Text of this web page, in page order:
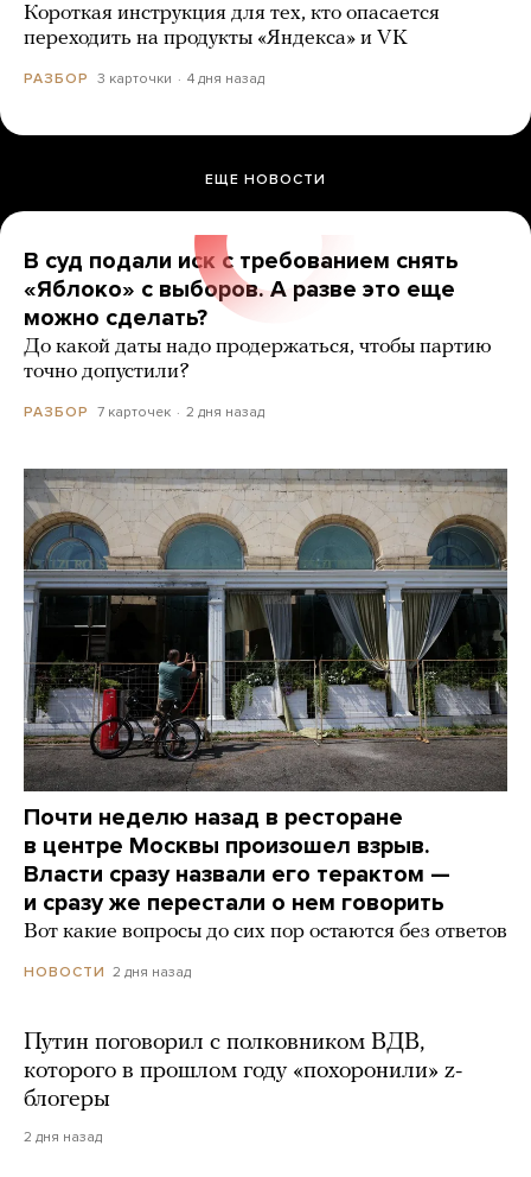
Короткая инструкция для тех, кто опасается
переходить на продукты «Яндекса» и VK
РАЗБОР 3 карточки 4 дня назад
ЕЩЕ НОВОСТИ
В суд подали иск с требованием снять
«Яблоко» с выборов. А разве это еще
можно сделать?
До какой даты надо продержаться, чтобы партию
точно допустили?
РАЗБОР 7 карточек 2 дня назад
Почти неделю назад в ресторане
в центре Москвы произошел взрыв.
Власти сразу назвали его терактом —
и сразу же перестали о нем говорить
Вот какие вопросы до сих пор остаются без ответов
НОВОСТИ 2 дня назад
Путин поговорил с полковником ВДВ,
которого в прошлом году «похоронили» z-
блогеры
2 дня назад